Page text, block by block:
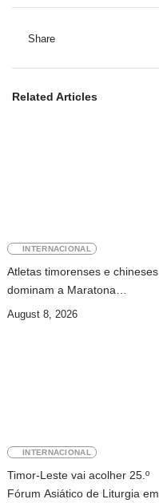
Share
Related Articles
INTERNACIONAL
Atletas timorenses e chineses
dominam a Maratona
Internacional de Díli
August 8, 2026
INTERNACIONAL
Timor-Leste vai acolher 25.º
Fórum Asiático de Liturgia em